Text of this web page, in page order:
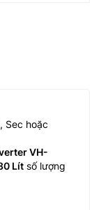
Sec hoặc
VH-
Lít số lượng